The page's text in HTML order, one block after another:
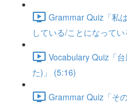
Grammar Quiz「私
している/ことになって
Vocabulary Quiz「
た)」 (5:16)
Grammar Quiz「そ